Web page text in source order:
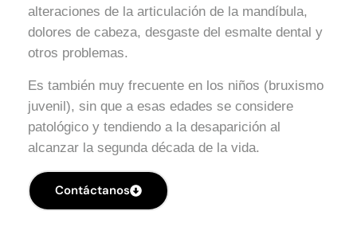
alteraciones de la articulación de la mandíbula,
dolores de cabeza, desgaste del esmalte dental y
otros problemas.
Es también muy frecuente en los niños (bruxismo
juvenil), sin que a esas edades se considere
patológico y tendiendo a la desaparición al
alcanzar la segunda década de la vida.
Contáctanos